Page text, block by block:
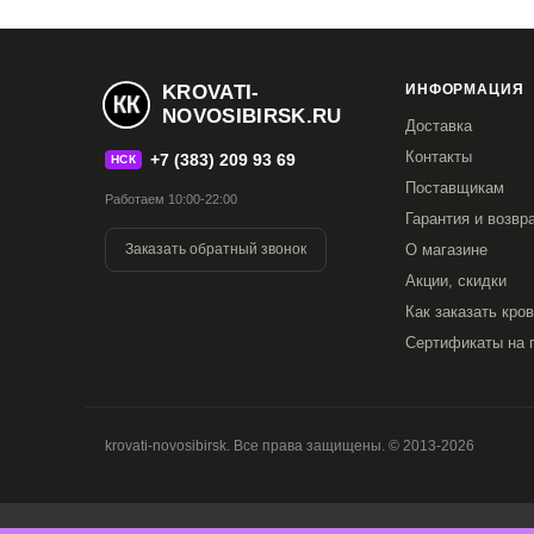
KROVATI-
NOVOSIBIRSK.RU
НСК +7 (383) 209 93 69
Работаем 10:00-22:00
Заказать обратный звонок
ИНФОРМАЦИЯ
Доставка
Контакты
Поставщикам
Гарантия и
О магазине
Акции, скидки
Как заказать
Сертификаты на
krovati-novosibirsk. Все права защищены. © 2013-2026